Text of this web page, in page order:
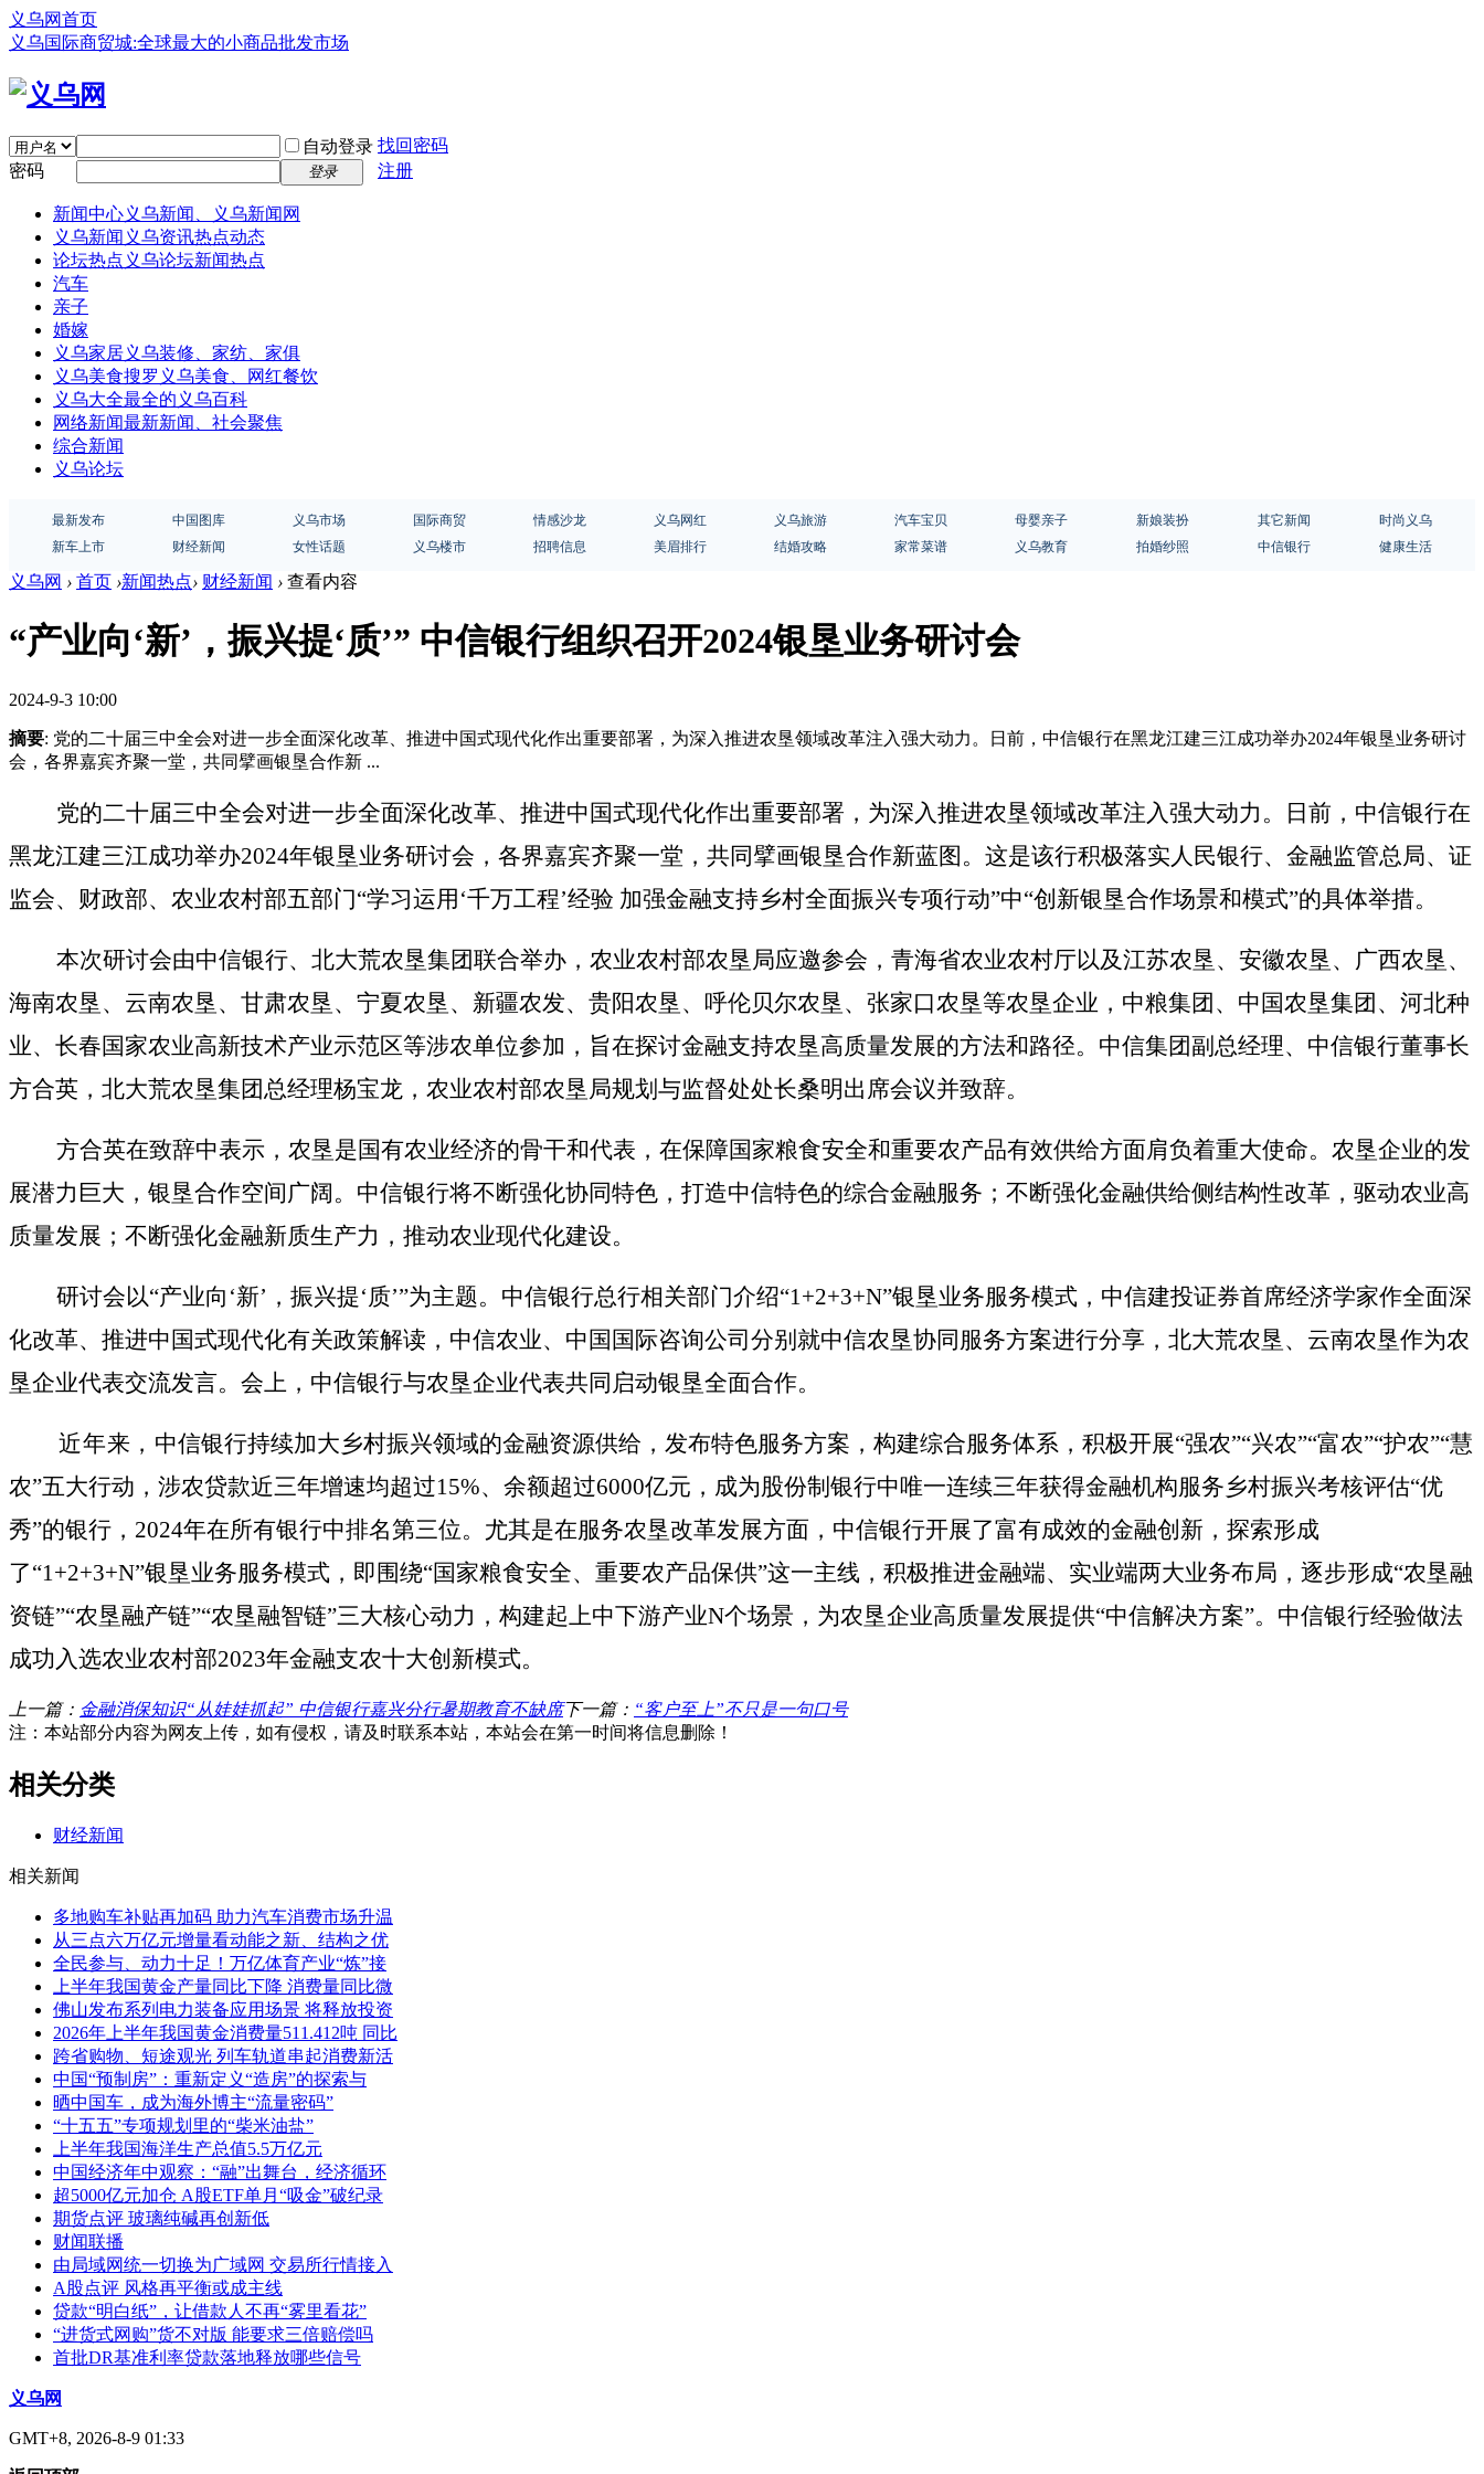
义乌网首页
义乌国际商贸城:全球最大的小商品批发市场
自动登录 找回密码
密码
登录 注册
新闻中心义乌新闻、义乌新闻网
义乌新闻 义乌资讯热点动态
论坛热点 义乌论坛新闻热点
汽车
亲子
婚嫁
义乌家居义乌装修、家纺、家俱
义乌美食搜罗义乌美食、网红餐饮
义乌大全最全的义乌百科
网络新闻最新新闻、社会聚焦
综合新闻
义乌论坛
最新发布 中国图库 义乌市场 国际商贸 情感沙龙 义乌网红 义乌旅游 汽车宝贝 母婴亲子 新娘装扮 其它新闻
时尚义乌
新车上市
财经新闻 女性话题 义乌楼市 招聘信息 美眉排行 结婚攻略 家常菜谱 义乌教育 拍婚纱照 中信银行 健康生活
义乌网 › 首页 ›新闻热点› 财经新闻 › 查看内容
“产业向‘新’，振兴提‘质’” 中信银行组织召开2024银垦业务研讨会
2024-9-3 10:00
摘要: 党的二十届三中全会对进一步全面深化改革、推进中国式现代化作出重要部署，为深入推进农垦领域改革注入强大动力。日前，中信银行在黑龙江建三江成功举办2024年银垦业务研讨
会，各界嘉宾齐聚一堂，共同擘画银垦合作新 ...
党的二十届三中全会对进一步全面深化改革、推进中国式现代化作出重要部署，为深入推进农垦领域改革注入强大动力。 日前 ，中信银行在
黑龙江建三江成功举办2024年银垦业务研讨会，各界嘉宾齐聚一堂，共同擘画银垦合作新蓝图。这是该行积极落实人民银行、金融监管总局、证
监会、财政部、农业农村部五部门“学习运用‘千万工程’经验 加强金融支持乡村全面振兴专项行动”中“创新银垦合作场景和模式”的具体举措。
本次研讨会由中信银行、北大荒农垦集团联合举办，农业农村部农垦局应邀参会，青海省农业农村厅以及江苏农垦、安徽农垦、广西农垦、
海南农垦、云南农垦、甘肃农垦、宁夏农垦、新疆农发、贵阳农垦、 呼伦贝尔农垦、张家口农垦等农垦企业， 中粮集团、 中国农垦集团、 河北种
业、长春国家农业高新技术产业示范区等涉农单位参加，旨在探讨金融支持农垦高质量发展的方法和路径。 中信集团副总经理、 中信银行董事长
方合英 ， 北大荒农垦集团总经理杨宝龙 ， 农业农村部农垦局规划与监督处处长桑明出席会议并致辞。
方合英在致辞中表示，农垦是国有农业经济的骨干和代表，在保障国家粮食安全和重要农产品有效供给方面肩负着重大使命。农垦企业的发
展潜力巨大，银垦合作空间广阔。中信银行将不断强化协同特色，打造中信特色的综合金融服务；不断强化金融供给侧结构性改革，驱动农业高
质量发展；不断强化金融新质生产力，推动农业现代化建设。
研讨会以“产业向‘新’，振兴提‘质’”为主题。 中信银行总行相关部门介绍“1+2+3+N”银垦业务服务模式，中信建投证券首席经济学家作全面深
化改革、推进中国式现代化有关政策解读，中信农业、中国国际咨询公司分别就中信农垦协同服务方案进行分享，北大荒农垦、 云南农垦作为农
垦企业代表交流发言。 会上 ， 中信银行与农垦企业代表共同启动银垦全面合作。
近年来 ， 中信银行持续加大乡村振兴领域的金融资源供给，发布特色服务方案，构建综合服务体系，积极开展“强农”“兴农”“富农”“护农”“慧
农”五大行动，涉农贷款近三年增速均超过15%、 余额超过6000亿元，成为股份制银行中唯一连续三年获得金融机构服务乡村振兴考核评估“优
秀”的银行， 2024年在所有银行中排名第三位。尤其是在服务农垦改革发展方面 ，中信银行开展了富有成效的金融创新，探索形成
了“1+2+3+N”银垦业务服务模式 ，即围绕“国家粮食安全、重要农产品保供”这一主线，积极推进金融端、实业端两大业务布局，逐步形成“农垦融
资链”“农垦融产链”“农垦融智链”三大核心动力，构建起上中下游产业N个场景，为农垦企业高质量发展提供“中信解决方案”。 中信银行经验做法
成功入选农业农村部2023年金融支农十大创新模式。
上一篇： 金融消保知识“从娃娃抓起” 中信银行嘉兴分行暑期教育不缺席下一篇： “客户至上”不只是一句口号
注：本站部分内容为网友上传，如有侵权，请及时联系本站，本站会在第一时间将信息删除！
相关分类
财经新闻
相关新闻
多地购车补贴再加码 助力汽车消费市场升温
从三点六万亿元增量看动能之新、结构之优
全民参与、动力十足！万亿体育产业“炼”接
上半年我国黄金产量同比下降 消费量同比微
佛山发布系列电力装备应用场景 将释放投资
2026年上半年我国黄金消费量511.412吨 同比
跨省购物、短途观光 列车轨道串起消费新活
中国“预制房”：重新定义“造房”的探索与
晒中国车，成为海外博主“流量密码”
“十五五”专项规划里的“柴米油盐”
上半年我国海洋生产总值5.5万亿元
中国经济年中观察：“融”出舞台，经济循环
超5000亿元加仓 A股ETF单月“吸金”破纪录
期货点评 玻璃纯碱再创新低
财闻联播
由局域网统一切换为广域网 交易所行情接入
A股点评 风格再平衡或成主线
贷款“明白纸”，让借款人不再“雾里看花”
“进货式网购”货不对版 能要求三倍赔偿吗
首批DR基准利率贷款落地释放哪些信号
义乌网
GMT+8, 2026-8-9 01:33